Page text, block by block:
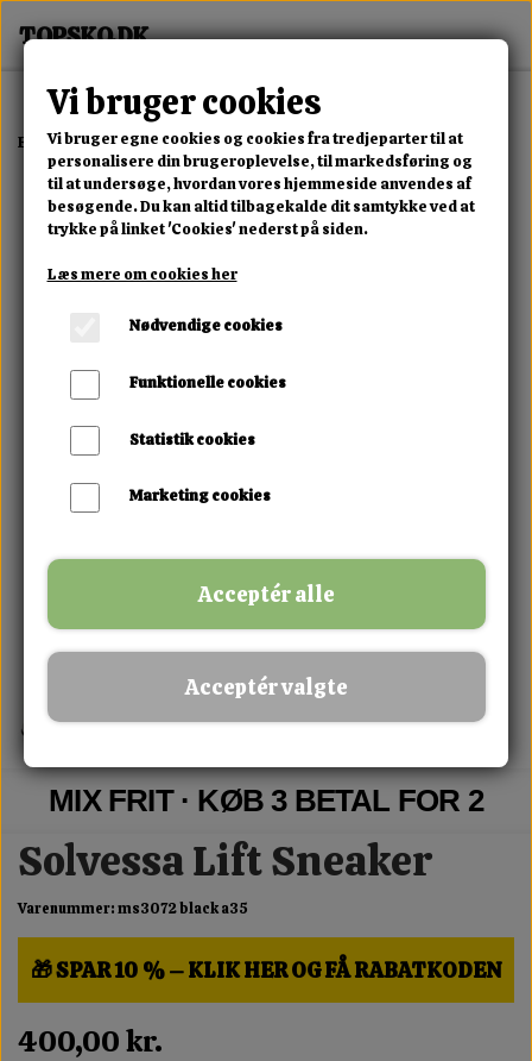
Forside Dame Alle Damesko Solvessa Lift Sneaker
MIX FRIT · KØB 3 BETAL FOR 2
Solvessa Lift Sneaker
Varenummer: ms3072 black a35
🎁 SPAR 10 % – KLIK HER OG FÅ RABATKODEN
400,00 kr.
Vi bruger cookies
Vi bruger egne cookies og cookies fra tredjeparter til at
personalisere din brugeroplevelse, til markedsføring og
til at undersøge, hvordan vores hjemmeside anvendes af
besøgende. Du kan altid tilbagekalde dit samtykke ved at
trykke på linket 'Cookies' nederst på siden.
Læs mere om cookies her
Nødvendige cookies
Funktionelle cookies
Statistik cookies
Marketing cookies
Acceptér alle
Acceptér valgte